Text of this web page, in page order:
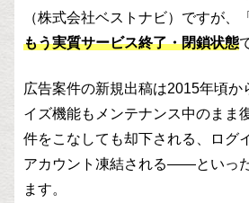
（株式会社ベストナビ）ですが、
もう実質サービス終了・閉鎖状態
広告案件の新規出稿は2015年頃か
イズ機能もメンテナンス中のまま
件をこなしても却下される、ログ
アカウント凍結される——といっ
ます。